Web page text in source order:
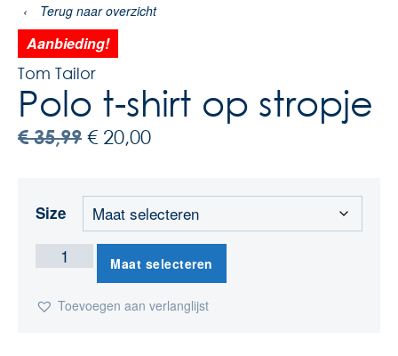
‹ Terug naar overzicht
Aanbieding!
Tom Tailor
Polo t-shirt op stropje
€35,99 € 20,00
Size
Maat selecteren
Toevoegen aan verlanglijst